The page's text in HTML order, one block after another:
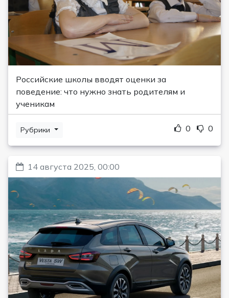
Российские школы вводят оценки за
поведение: что нужно знать родителям и
ученикам
Рубрики 0 0
14 августа 2025, 00:00